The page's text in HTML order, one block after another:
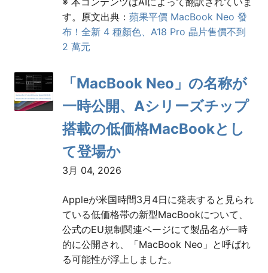
す。原文出典： 蘋果平價 MacBook Neo 發
布！全新 4 種顏色、A18 Pro 晶片售價不到
2 萬元
「MacBook Neo」の名称が
一時公開、Aシリーズチップ
搭載の低価格MacBookとし
て登場か
3月 04, 2026
Appleが米国時間3月4日に発表すると見られ
ている低価格帯の新型MacBookについて、
公式のEU規制関連ページにて製品名が一時
的に公開され、「MacBook Neo」と呼ばれ
る可能性が浮上しました。